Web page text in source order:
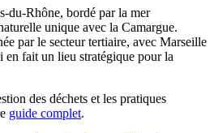
du-Rhône, bordé par la mer
unique avec la Camargue.
par le secteur tertiaire, avec Marseille
fait un lieu stratégique pour la
des déchets et les pratiques
guide complet.